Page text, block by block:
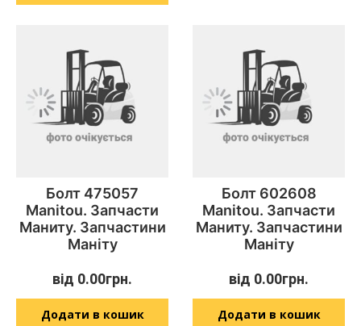
Болт 475057
Manitou. Запчасти
Маниту. Запчастини
Маніту
від 0.00грн.
Додати в кошик
Болт 602608
Manitou. Запчасти
Маниту. Запчастини
Маніту
від 0.00грн.
Додати в кошик